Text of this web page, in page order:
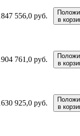
847 556,0 руб.
в
904 761,0 руб.
в
630 925,0 руб.
в